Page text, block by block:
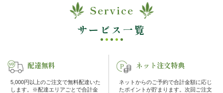
こ
だ
ン
Service
サービス一覧
配達無料
5,000円以上のご注文で無料配達いた
します。※配達エリアごとで合計金
ネット注文特典
ネットからのご予約で合計金額に応じ
たポイントが貯まります。次回ご注文